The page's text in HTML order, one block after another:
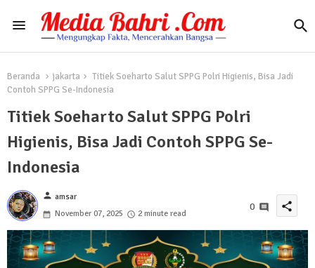
Beranda jakarta
Titiek Soeharto Salut SPPG Polri Higienis, Bisa Jadi
Contoh SPPG Se-Indonesia
Titiek Soeharto Salut SPPG Polri
Higienis, Bisa Jadi Contoh SPPG Se-
Indonesia
person amsar
November 07, 2025
2 minute read
0 share